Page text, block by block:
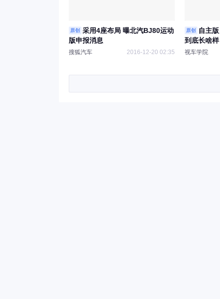
原创
采用4座布局 曝北汽BJ80运动
版申报消息
搜狐汽车 2016-12-20 02:35
原创
自主
到底长啥
视车学院